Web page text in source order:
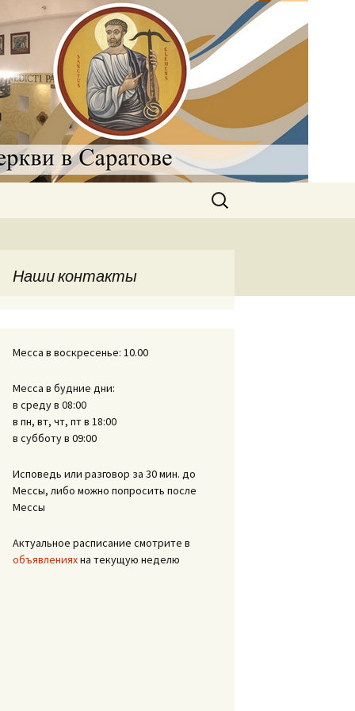
в
Найти:
Наши контакты
Месса в воскресенье: 10.00
Месса в будние дни:
в среду в 08:00
в пн, вт, чт, пт в 18:00
в субботу в 09:00
Исповедь или разговор за 30 мин. до
Мессы, либо можно попросить после
Мессы
Актуальное расписание смотрите в
объявленияхна текущую неделю